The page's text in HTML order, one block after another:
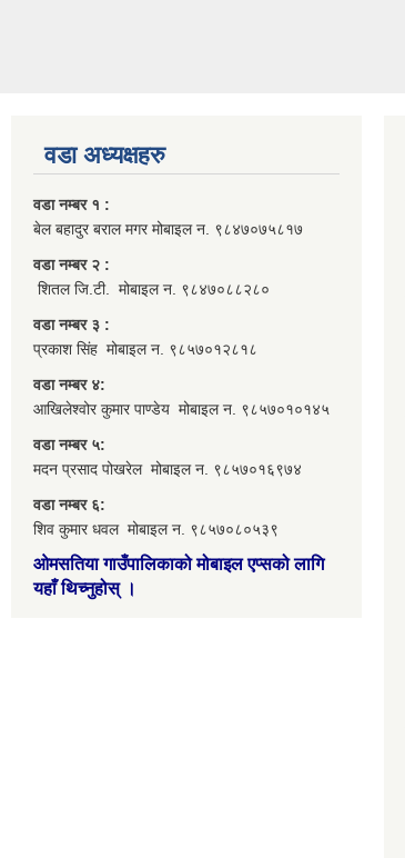
वडा अध्यक्षहरु
वडा नम्बर १ :
बेल बहादुर बराल मगर मोबाइल न. ९८४७०७५८१७
वडा नम्बर २ :
शितल जि.टी. मोबाइल न. ९८४७०८८२८०
वडा नम्बर ३ :
प्रकाश सिंह मोबाइल न. ९८५७०१२८१८
वडा नम्बर ४:
आखिलेश्वोर कुमार पाण्डेय मोबाइल न. ९८५७०१०१४५
वडा नम्बर ५:
मदन प्रसाद पोखरेल मोबाइल न. ९८५७०१६९७४
वडा नम्बर ६:
शिव कुमार धवल मोबाइल न. ९८५७०८०५३९
ओमसतिया गाउँपालिकाको मोबाइल एप्सको लागि
यहाँ थिच्नुहोस् ।